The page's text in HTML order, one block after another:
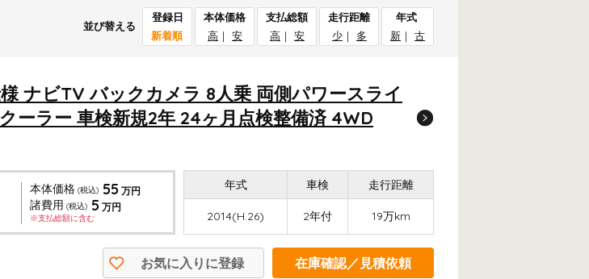
並び替える
登録日
新着順
本体価格
高 ｜ 安
支払総額
高 ｜ 安
走行距離
少 ｜ 多
年式
新 ｜ 古
ナビTV バックカメラ 8人乗 両側パワースライ
ーラー 車検新規2年 24ヶ月点検整備済 4WD
本体価格(税込) 55万円
諸費用 (税込) 5万円
※支払総額に含む
年式 車検 走行距離
2014(H.26) 2年付 19万km
お気に入りに登録 在庫確認／見積依頼